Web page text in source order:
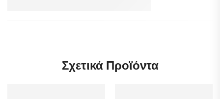
Σχετικά Προϊόντα